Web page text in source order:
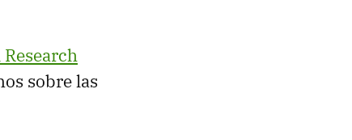
sobre las